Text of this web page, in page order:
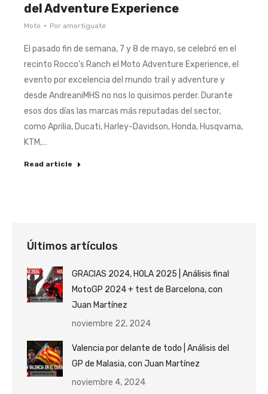
del Adventure Experience
Moto Por amortiguate
El pasado fin de semana, 7 y 8 de mayo, se celebró en el
recinto Rocco’s Ranch el Moto Adventure Experience, el
evento por excelencia del mundo trail y adventure y
desde AndreaniMHS no nos lo quisimos perder. Durante
esos dos días las marcas más reputadas del sector,
como Aprilia, Ducati, Harley-Davidson, Honda, Husqvarna,
KTM,…
Read article
Últimos artículos
GRACIAS 2024, HOLA 2025 | Análisis final
MotoGP 2024 + test de Barcelona, con
Juan Martínez
noviembre 22, 2024
Valencia por delante de todo | Análisis del
GP de Malasia, con Juan Martínez
noviembre 4, 2024